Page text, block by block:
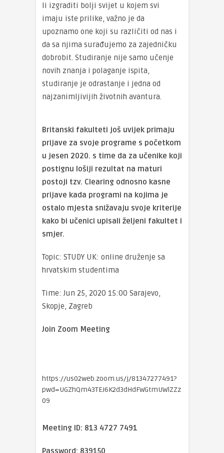
li izgraditi bolji svijet u kojem svi
imaju iste prilike, važno je da
upoznamo one koji su različiti od nas i
da sa njima surađujemo za zajedničku
dobrobit. Studiranje nije samo učenje
novih znanja i polaganje ispita,
studiranje je odrastanje i jedna od
najzanimljivijih životnih avantura.
Britanski fakulteti još uvijek primaju
prijave za svoje programe s početkom
u jesen 2020. s time da za učenike koji
postignu lošiji rezultat na maturi
postoji tzv. Clearing odnosno kasne
prijave kada programi na kojima je
ostalo mjesta snižavaju svoje kriterije
kako bi učenici upisali željeni fakultet i
smjer.
Topic: STUDY UK: online druženje sa
hrvatskim studentima
Time: Jun 25, 2020 15:00 Sarajevo,
Skopje, Zagreb
Join Zoom Meeting
https://us02web.zoom.us/j/81347277491?
pwd=UGZhQm43TEJ6K2d3dHdFWGtmUWlZZz
09
Meeting ID: 813 4727 7491
Password: 839150